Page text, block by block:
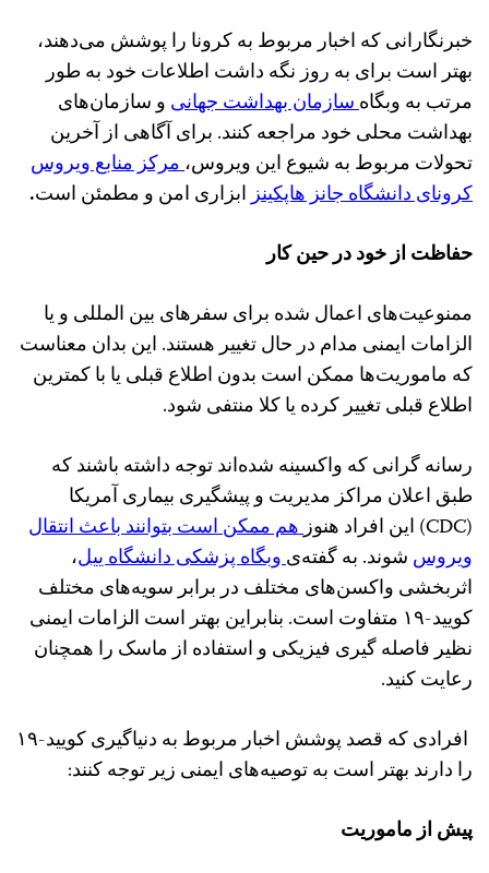
خبرنگارانی که اخبار مربوط به کرونا را پوشش می‌دهند،
بهتر است برای به روز نگه داشت اطلاعات خود به طور
مرتب به وبگاه‌سازمان بهداشت جهانی و سازمان‌های
بهداشت محلی خود مراجعه کنند. برای آگاهی از آخرین
تحولات مربوط به شیوع این ویروس،‌مرکز منابع ویروس
کرونای دانشگاه جانز هاپکینزابزاری امن و مطمئن است.
حفاظت از خود در حین کار
ممنوعیت‌های اعمال شده برای سفرهای بین المللی و یا
الزامات ایمنی مدام در حال تغییر هستند. این بدان معناست
که ماموریت‌ها ممکن است بدون اطلاع قبلی یا با کمترین
اطلاع قبلی تغییر کرده یا کلا منتفی شود.
رسانه گرانی که واکسینه شده‌اند توجه داشته باشند که
طبق اعلان مراکز مدیریت و پیشگیری بیماری آمریکا
(CDC) این افراد هنوز
هم ممکن است بتوانند باعث انتقال
ویروس شوند. به گفته‌یوبگاه پزشکی دانشگاه ییل،
اثربخشی واکسن‌های مختلف در برابر سویه‌های مختلف
کویید-۱۹ متفاوت است. بنابراین بهتر است الزامات ایمنی
نظیر فاصله گیری فیزیکی و استفاده از ماسک را همچنان
رعایت کنید.
افرادی که قصد پوشش اخبار مربوط به دنیاگیری کویید-۱۹
را دارند بهتر است به توصیه‌های ایمنی زیر توجه کنند:
پیش از ماموریت